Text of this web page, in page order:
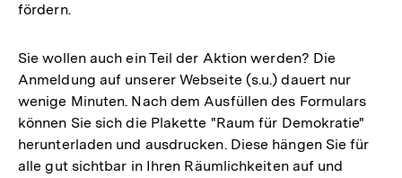
fördern.
Sie wollen auch ein Teil der Aktion werden? Die
Anmeldung auf unserer Webseite (s.u.) dauert nur
wenige Minuten. Nach dem Ausfüllen des Formulars
können Sie sich die Plakette "Raum für Demokratie"
herunterladen und ausdrucken. Diese hängen Sie für
alle gut sichtbar in Ihren Räumlichkeiten auf und